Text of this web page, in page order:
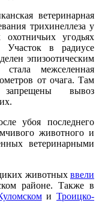
ветеринарная
трихинеллеза у
угодьях
Участок в радиусе
эпизоотическим
межселенная
от очага. Там
вывоз
убоя последнего
животного и
ветеринарными
животных ввели
районе. Также в
иТроицко-